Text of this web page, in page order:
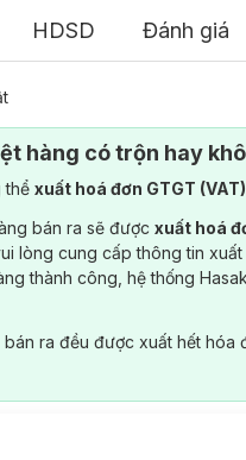
HDSD Đánh giá
hàng có trộn hay
thể xuất hoá đơn GTGT
bán ra sẽ được xuất hoá
lòng cung cấp thông tin
thành công, hệ thống
ra đều được xuất hết hóa